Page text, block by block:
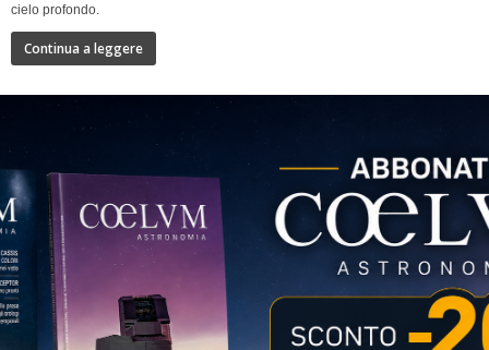
cielo profondo.
Continua a leggere